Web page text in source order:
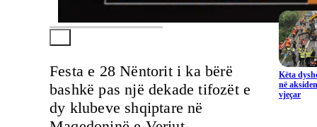
Festa e 28 Nëntorit i ka bërë
bashkë pas një dekade tifozët e
dy klubeve shqiptare në
Këta
në
vjeçar